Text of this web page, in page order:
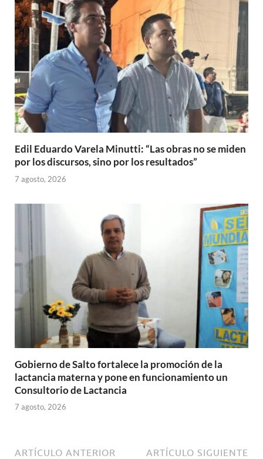
Edil Eduardo Varela Minutti: “Las obras no se miden
por los discursos, sino por los resultados”
7 agosto, 2026
Gobierno de Salto fortalece la promoción de la
lactancia materna y pone en funcionamiento un
Consultorio de Lactancia
7 agosto, 2026
ARTÍCULO ANTERIOR ARTÍCULO SIGUIENTE